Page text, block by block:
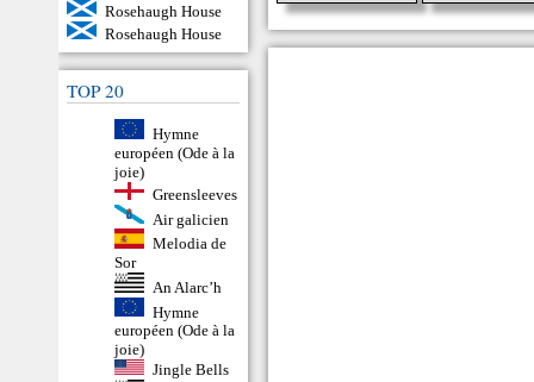
Rosehaugh House
Rosehaugh House
TOP 20
Hymne
européen (Ode à la
joie)
Greensleeves
Air galicien
Melodia de
Sor
An Alarc’h
Hymne
européen (Ode à la
joie)
Jingle Bells